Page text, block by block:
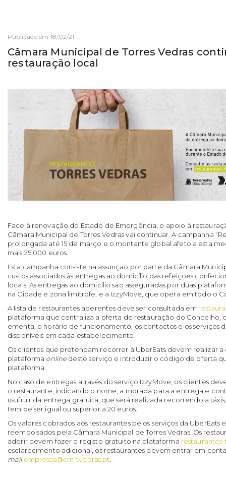
Publicado em 18/02/21
Câmara Municipal de Torres Vedras
restauração local
Face à renovação do Estado de Emergência, o apoio à
Câmara Municipal de Torres Vedras vai continuar. A campanha
prolongada até 15 de março e o montante global afeto a esta
mais 25.000 euros.
Esta campanha consiste na assunção por parte da Câmara
custos associados às entregas ao domicílio das refeições
locais. As entregas ao domicílio são asseguradas por duas
na Cidade e zona limítrofe, e a IzzyMove, que opera em todo o
A lista de restaurantes aderentes deve ser consultada em
plataforma que centraliza a oferta de restauração do Concelho,
ementa, o horário de funcionamento, os contactos e os serviços
disponíveis em cada estabelecimento.
Os clientes que pretendam recorrer à UberEats devem realizar
plataforma online deste serviço e introduzir o código de oferta
plataforma.
No caso de entregas através do serviço IzzyMove, os clientes
o restaurante, indicando o nome, a morada para a entrega e
usufruir da entrega gratuita, que será realizada recorrendo a
tem de ser igual ou superior a 20 euros.
Os valores cobrados aos restaurantes pelos serviços da UberEats
reembolsados pela Câmara Municipal de Torres Vedras. Os
aderir devem fazer o registo gratuito na plataforma
esclarecimento adicional, os restaurantes devem entrar em
mail empresas@cm-tvedras.pt.